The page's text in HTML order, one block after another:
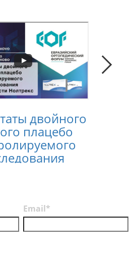
двойного
плацебо
Email*